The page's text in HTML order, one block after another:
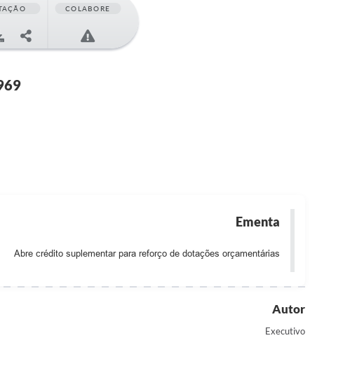
COLABORE
Ementa
Abre crédito suplementar para reforço de dotações orçamentárias
Autor
Executivo